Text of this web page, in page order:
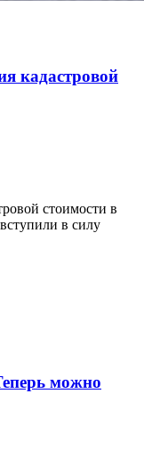
кадастровой
стоимости в
в силу
можно